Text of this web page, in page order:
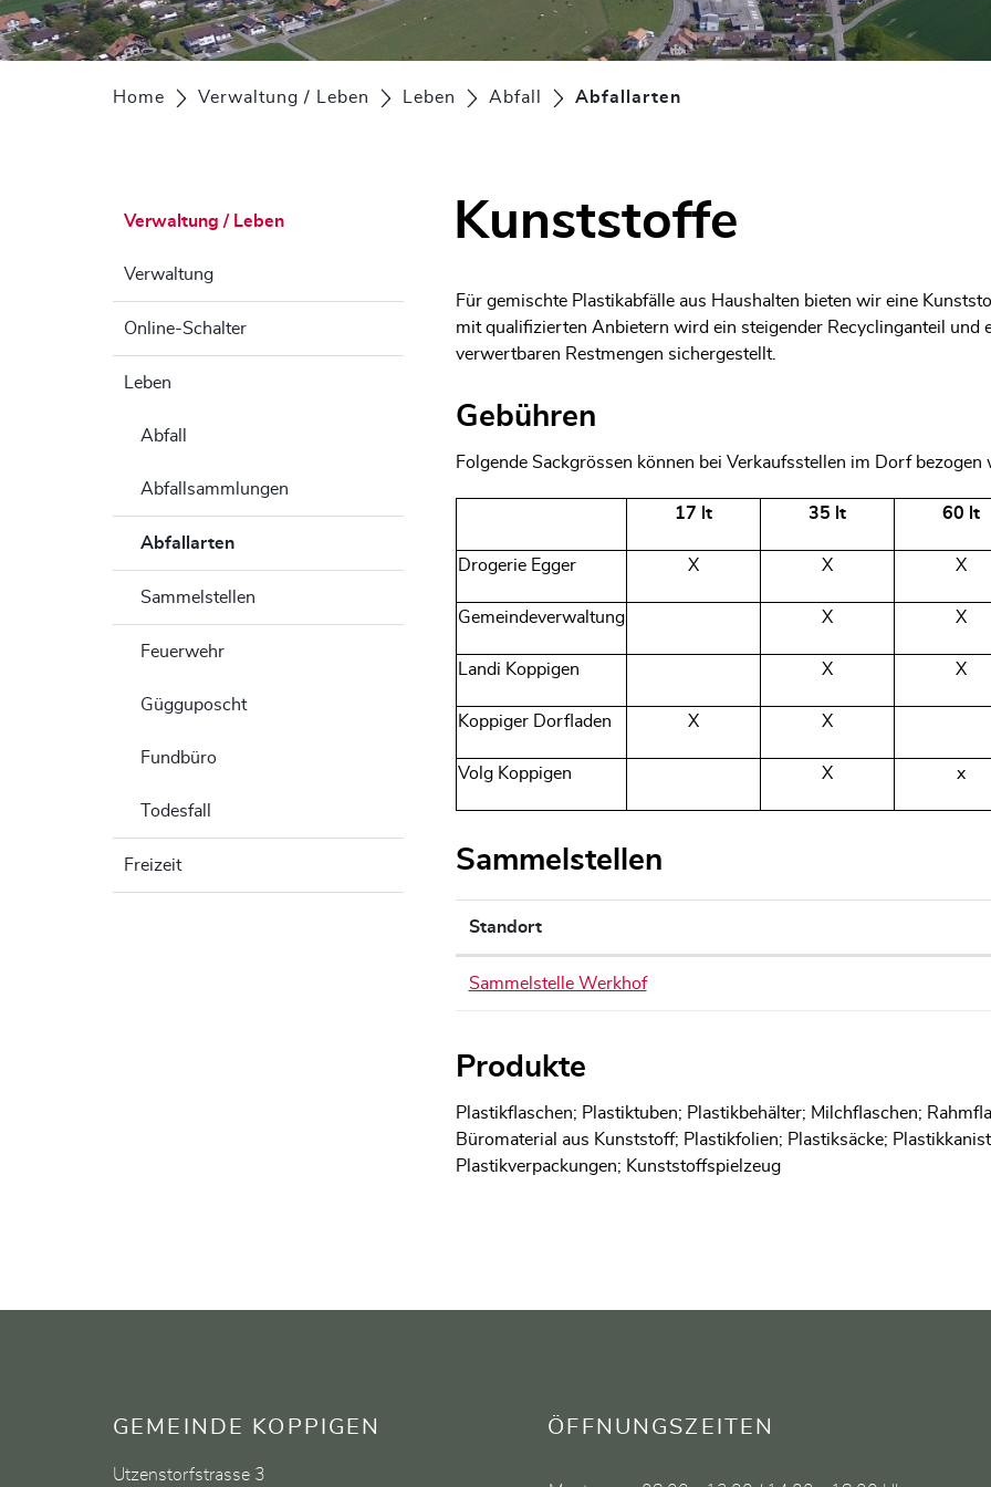
Home Verwaltung / Leben Leben Abfall Abfallarten
Verwaltung / Leben
Verwaltung
Online-Schalter
Leben
Abfall
Abfallsammlungen
Abfallarten
Sammelstellen
Feuerwehr
Gügguposcht
Fundbüro
Todesfall
Freizeit
Kunststoffe
Für gemischte Plastikabfälle aus Haushalten bieten wir eine
mit qualifizierten Anbietern wird ein steigender Recyclinganteil und
verwertbaren Restmengen sichergestellt.
Gebühren
Folgende Sackgrössen können bei Verkaufsstellen im Dorf bezogen
17 lt 35 lt 60 lt
Drogerie Egger X X X
Gemeindeverwaltung X X
Landi Koppigen X X
Koppiger Dorfladen X X
Volg Koppigen X x
Sammelstellen
Standort
Sammelstelle Werkhof
Produkte
Plastikflaschen; Plastiktuben; Plastikbehälter; Milchflaschen;
Büromaterial aus Kunststoff; Plastikfolien; Plastiksäcke;
Plastikverpackungen; Kunststoffspielzeug
Fusszeile
GEMEINDE KOPPIGEN
Utzenstorfstrasse 3
ÖFFNUNGSZEITEN